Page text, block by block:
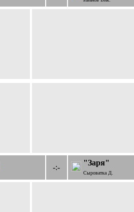
-:-
"Заря"
Сыроватка Д.